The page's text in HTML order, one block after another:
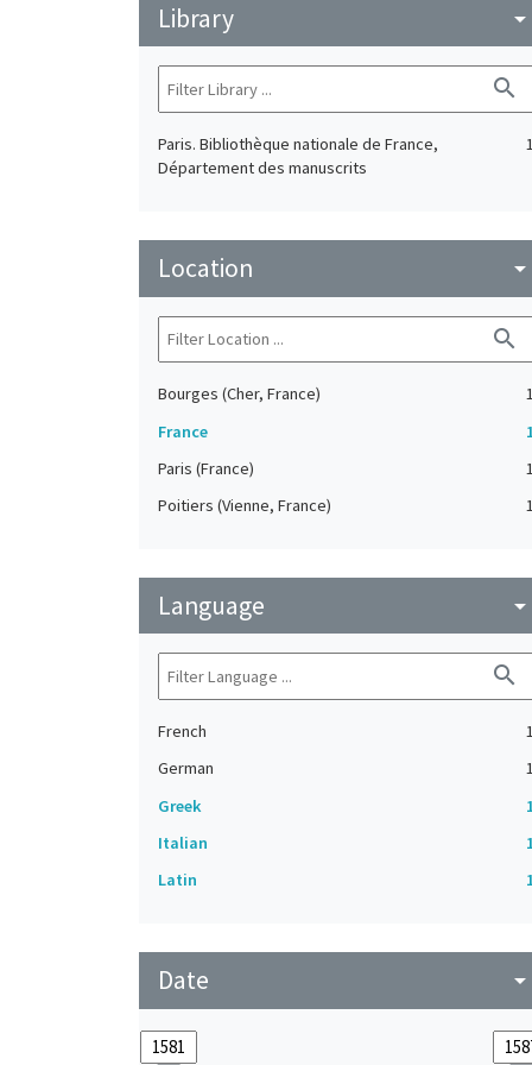
Library arrow_drop_down
search
Paris. Bibliothèque nationale de France,
Département des manuscrits
1
Location arrow_drop_down
search
Bourges (Cher, France)
1
France
Paris (France)
1
Poitiers (Vienne, France)
1
Language arrow_drop_down
search
French
1
German
1
Greek
Italian
Latin
Date arrow_drop_down